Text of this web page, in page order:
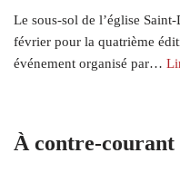
Le sous-sol de l’église
février pour la quatrième
événement organisé par…
À contre-courant